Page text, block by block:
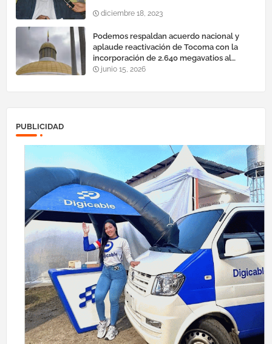
diciembre 18, 2023
Podemos respaldan acuerdo nacional y
aplaude reactivación de Tocoma con la
incorporación de 2.640 megavatios al
sistema eléctrico nacional
junio 15, 2026
PUBLICIDAD